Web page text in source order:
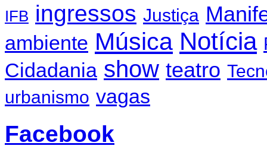
IFB ingressos Justiça
ambiente Música Notícia
Cidadania show teatro
urbanismo vagas
Facebook